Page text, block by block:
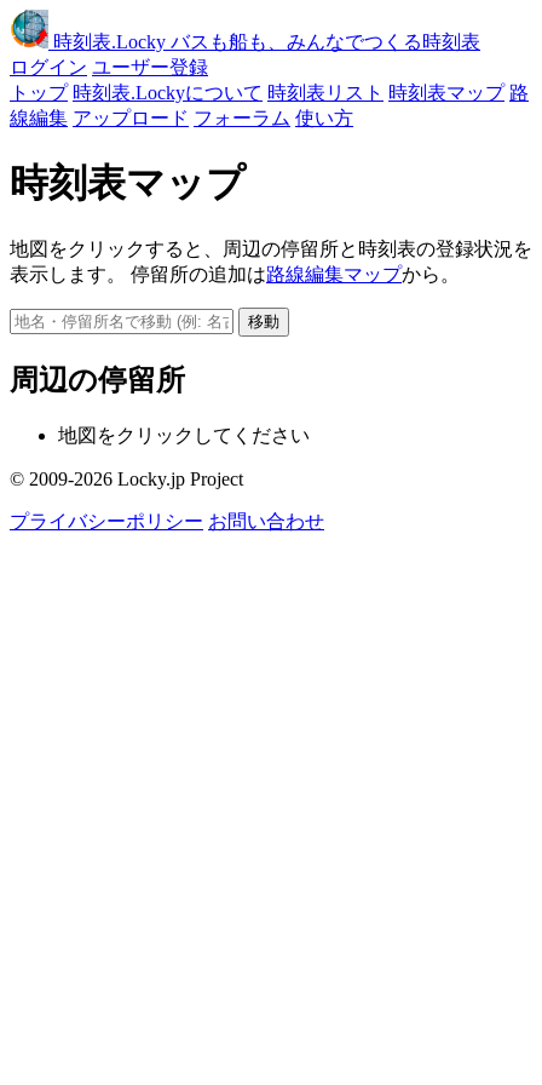
時刻表.Locky バスも船も、みんなでつくる時刻表
ログイン ユーザー登録
トップ 時刻表.Lockyについて 時刻表リスト 時刻表マップ 路
線編集 アップロード フォーラム 使い方
時刻表マップ
地図をクリックすると、周辺の停留所と時刻表の登録状況を
表示します。 停留所の追加は路線編集マップから。
移動
周辺の停留所
地図をクリックしてください
© 2009-2026 Locky.jp Project
プライバシーポリシー お問い合わせ